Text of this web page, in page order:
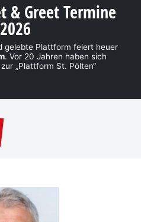
& Greet Termine
gelebte Plattform feiert heuer
. Vor 20 Jahren haben sich
„Plattform St. Pölten“